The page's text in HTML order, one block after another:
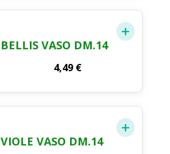
BELLIS VASO DM.14
4,49 €
VIOLE VASO DM.14